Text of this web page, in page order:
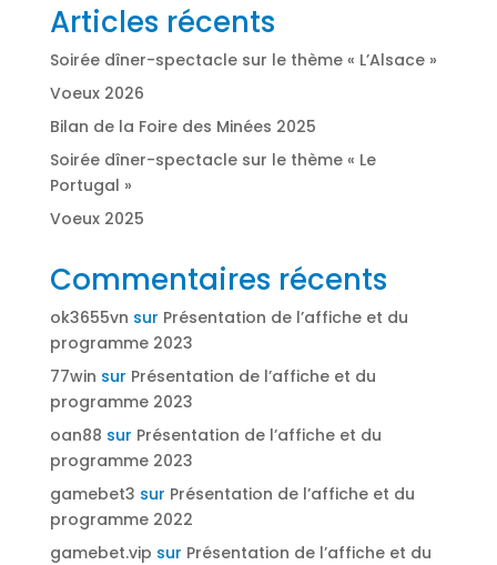
Articles récents
Soirée dîner-spectacle sur le thème « L’Alsace »
Voeux 2026
Bilan de la Foire des Minées 2025
Soirée dîner-spectacle sur le thème « Le
Portugal »
Voeux 2025
Commentaires récents
ok3655vn sur Présentation de l’affiche et du
programme 2023
77win sur Présentation de l’affiche et du
programme 2023
oan88 sur Présentation de l’affiche et du
programme 2023
gamebet3 sur Présentation de l’affiche et du
programme 2022
gamebet.vip sur Présentation de l’affiche et du